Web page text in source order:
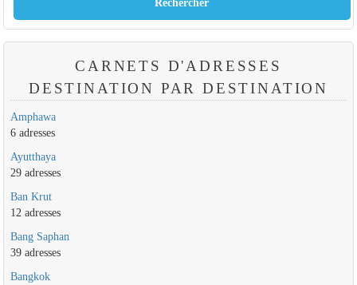
CARNETS D'ADRESSES
DESTINATION PAR DESTINATION
Amphawa
6 adresses
Ayutthaya
29 adresses
Ban Krut
12 adresses
Bang Saphan
39 adresses
Bangkok